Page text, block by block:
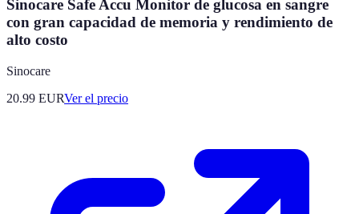
Sinocare Safe Accu Monitor de glucosa en sangre
con gran capacidad de memoria y rendimiento de
alto costo
Sinocare
20.99 EURVer el precio